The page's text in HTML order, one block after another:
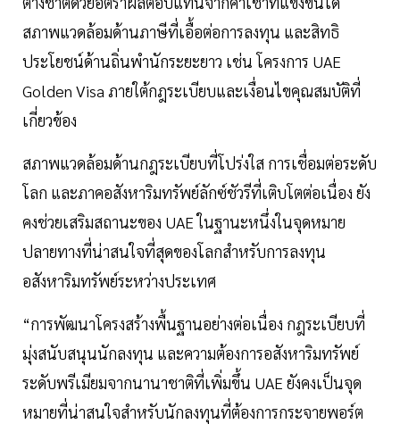
สภาพแวดล้อมด้านภาษีที่เอื้อต่อการลงทุน และสิทธิ
ประโยชน์ด้านถิ่นพำนักระยะยาว เช่น โครงการ UAE
Golden Visa ภายใต้กฎระเบียบและเงื่อนไขคุณสมบัติที่
เกี่ยวข้อง
สภาพแวดล้อมด้านกฎระเบียบที่โปร่งใส การเชื่อมต่อระดับ
โลก และภาคอสังหาริมทรัพย์ลักซ์ชัวรีที่เติบโตต่อเนื่อง ยัง
คงช่วยเสริมสถานะของ UAE ในฐานะหนึ่งในจุดหมาย
ปลายทางที่น่าสนใจที่สุดของโลกสำหรับการลงทุน
อสังหาริมทรัพย์ระหว่างประเทศ
“การพัฒนาโครงสร้างพื้นฐานอย่างต่อเนื่อง กฎระเบียบที่
มุ่งสนับสนุนนักลงทุน และความต้องการอสังหาริมทรัพย์
ระดับพรีเมียมจากนานาชาติที่เพิ่มขึ้น UAE ยังคงเป็นจุด
หมายที่น่าสนใจสำหรับนักลงทุนที่ต้องการกระจายพอร์ต